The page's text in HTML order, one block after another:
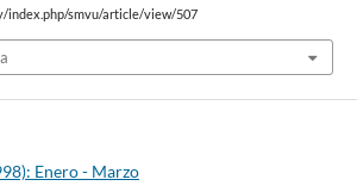
index.php/smvu/article/view/507
Enero - Marzo